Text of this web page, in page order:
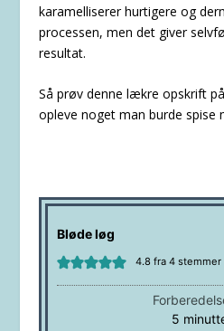
karamelliserer hurtigere og
processen, men det giver
resultat.
Så prøv denne lækre opskrift
opleve noget man burde spise
Bløde løg
4.8 fra 4stemmer
5